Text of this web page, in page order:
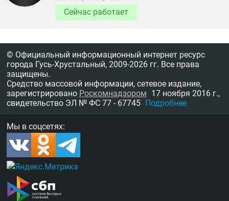
Сейчас работает
© Официальный информационный интернет ресурс
города Гусь-Хрустальный, 2009-2026 гг. Все права
защищены.
Средство массовой информации, сетевое издание,
зарегистрировано Роскомнадзором 17 ноября 2016 г.,
свидетельство ЭЛ № ФС 77 - 67745 Подробнее
Мы в соцсетях: